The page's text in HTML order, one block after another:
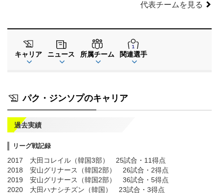
代表チームを見る
キャリア ニュース 所属チーム 関連選手
パク・ジンソプのキャリア
過去実績
リーグ戦記録
2017 大田コレイル（韓国3部） 25試合・11得点
2018 安山グリナース（韓国2部） 26試合・2得点
2019 安山グリナース（韓国2部） 36試合・5得点
2020 大田ハナシチズン（韓国） 23試合・3得点